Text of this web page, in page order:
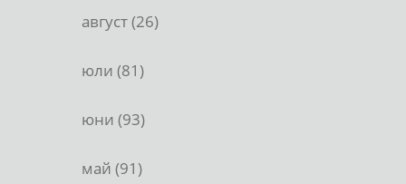
август (26)
юли (81)
юни (93)
май (91)